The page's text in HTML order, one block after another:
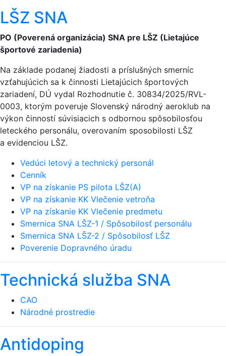
LŠZ SNA
PO (Poverená organizácia) SNA pre LŠZ (Lietajúce
športové zariadenia)
Na základe podanej žiadosti a príslušných smerníc
vzťahujúcich sa k činnosti Lietajúcich športových
zariadení, DÚ vydal Rozhodnutie č. 30834/2025/RVL-
0003, ktorým poveruje Slovenský národný aeroklub na
výkon činností súvisiacich s odbornou spôsobilosťou
leteckého personálu, overovaním sposobilosti LŠZ
a evidenciou LŠZ.
Vedúci letový a technický personál
Cenník
VP na získanie PS pilota LŠZ(A)
VP na získanie KK Vlečenie vetroňa
VP na získanie KK Vlečenie predmetu
Smernica SNA LŠZ-1 / Spôsobilosť personálu
Smernica SNA LŠZ-2 / Spôsobilosť LŠZ
Poverenie Dopravného úradu
Technická služba SNA
CAO
Národné prostredie
Antidoping